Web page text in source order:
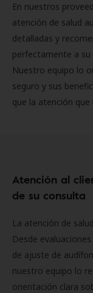
En nuestros
atención de salud
detalladas y
perfectamente a su
Nuestro equipo lo
seguro y sus
que la atención
Atención al
de su consulta
La atención de
Desde
de ajuste de
nuestro equipo lo
orientación clara